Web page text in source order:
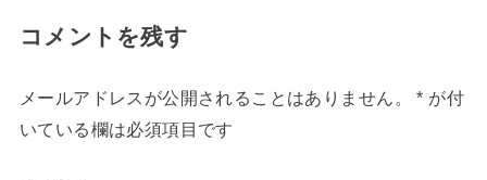
コメントを残す
メールアドレスが公開されることはありません。 * が付
いている欄は必須項目です